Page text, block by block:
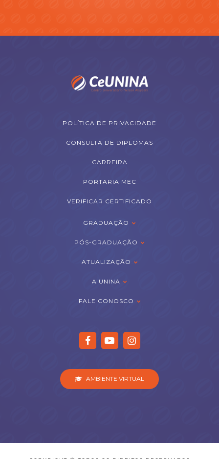
POLÍTICA DE PRIVACIDADE
CONSULTA DE DIPLOMAS
CARREIRA
PORTARIA MEC
VERIFICAR CERTIFICADO
GRADUAÇÃO
PÓS-GRADUAÇÃO
ATUALIZAÇÃO
A UNINA
FALE CONOSCO
AMBIENTE VIRTUAL